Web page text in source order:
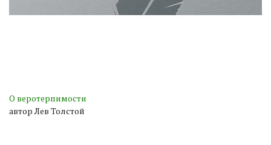
О веротерпимости
автор Лев Толстой